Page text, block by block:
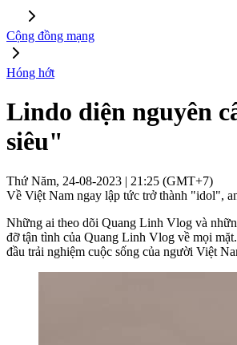
Cộng đồng mạng
Hóng hớt
Lindo diện nguyên
siêu"
Thứ Năm, 24-08-2023 | 21:25 (GMT+7)
Về Việt Nam ngay lập tức trở thành "idol",
Những ai theo dõi Quang Linh Vlog và
đỡ tận tình của Quang Linh Vlog về mọi
đầu trải nghiệm cuộc sống của người Việt